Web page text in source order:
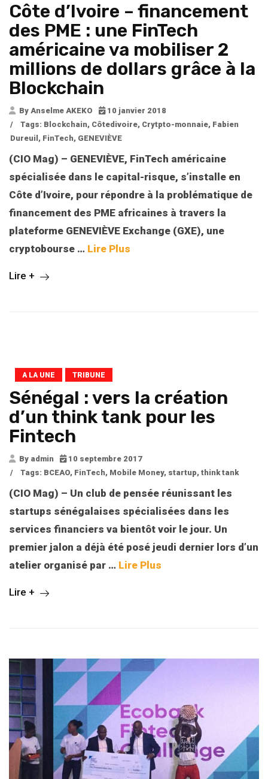
Côte d’Ivoire – financement
des PME : une FinTech
américaine va mobiliser 2
millions de dollars grâce à la
Blockchain
By Anselme AKEKO
10 janvier 2018
/
Tags: Blockchain, Côtedivoire, Crytpto-monnaie, Fabien
Dureuil , FinTech, GENEVIÈVE
(CIO Mag) – GENEVIÈVE, FinTech américaine
spécialisée dans le capital-risque, s’installe en
Côte d’Ivoire, pour répondre à la problématique de
financement des PME africaines à travers la
plateforme GENEVIÈVE Exchange (GXE), une
cryptobourse … Lire Plus
Lire +
A LA UNE TRIBUNE
Sénégal : vers la création
d’un think tank pour les
Fintech
By admin
10 septembre 2017
/
Tags: BCEAO, FinTech, Mobile Money, startup, think tank
(CIO Mag) – Un club de pensée réunissant les
startups sénégalaises spécialisées dans les
services financiers va bientôt voir le jour. Un
premier jalon a déjà été posé jeudi dernier lors d’un
atelier organisé par … Lire Plus
Lire +